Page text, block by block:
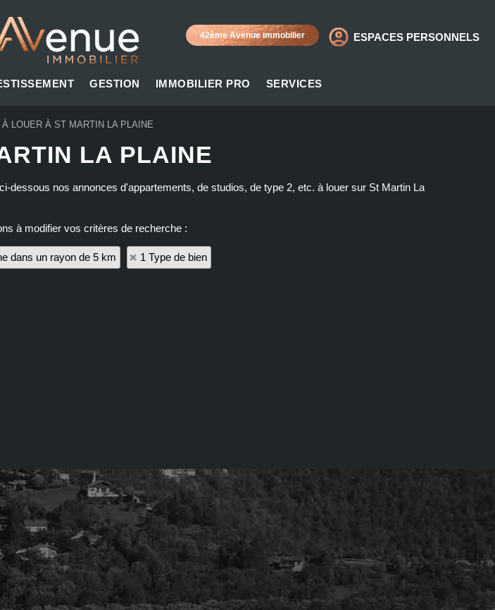
42ème Avenue immobilier ESPACES PERSONNELS
GESTION IMMOBILIER PRO SERVICES
LOUER À ST MARTIN LA PLAINE
LA PLAINE
nos annonces d'appartements, de studios, de type 2, etc. à louer sur St Martin La
à modifier vos critères de recherche :
dans un rayon de 5 km 1 Type de bien